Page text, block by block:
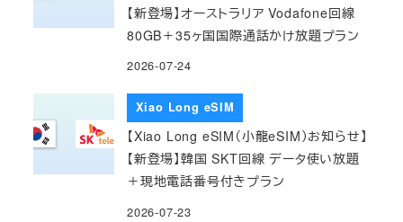
【新登場】オーストラリア Vodafone回線
80GB＋35ヶ国国際通話かけ放題プラン
2026-07-24
Xiao Long eSIM
【Xiao Long eSIM（小龍eSIM）お知らせ】
【新登場】韓国 SKT回線 データ使い放題
＋現地電話番号付きプラン
2026-07-23